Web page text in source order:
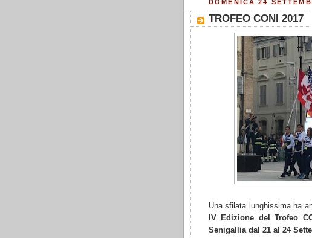
DOMENICA 24
TROFEO CONI 2017
Una sfilata lunghissima ha
IV Edizione del Trofeo
Senigallia dal 21 al 24